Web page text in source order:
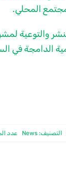
المحلي.
الدامجة في
التصنيف: News عدد